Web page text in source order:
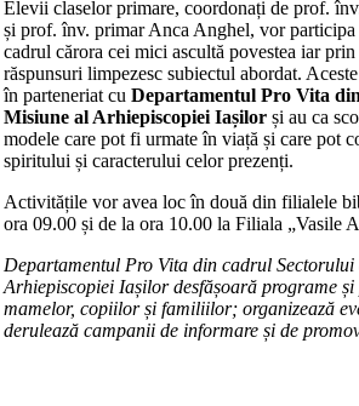
Elevii claselor primare, coordonați de prof.
și prof. înv. primar Anca Anghel, vor participa
cadrul cărora cei mici ascultă povestea iar
răspunsuri limpezesc subiectul abordat.
în parteneriat cu Departamentul Pro Vita
Misiune al Arhiepiscopiei Iașilor și au ca
modele care pot fi urmate în viață și care pot
spiritului și caracterului celor prezenți.
Activitățile vor avea loc în două din filialele
ora 09.00 și de la ora 10.00 la Filiala „Vasile
Departamentul Pro Vita din cadrul Sectorului
Arhiepiscopiei Iașilor desfășoară programe și
mamelor, copiilor și familiilor; organizează
derulează campanii de informare și de